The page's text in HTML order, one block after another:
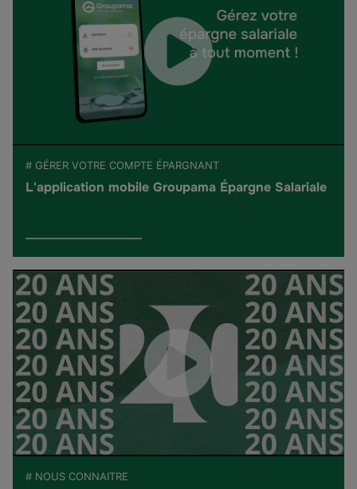
# GÉRER VOTRE COMPTE ÉPARGNANT
L'application mobile Groupama Épargne Salariale
# NOUS CONNAITRE